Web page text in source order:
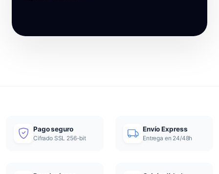
Pago seguro
Cifrado SSL 256-bit
Envío Express
Entrega en 24/48h